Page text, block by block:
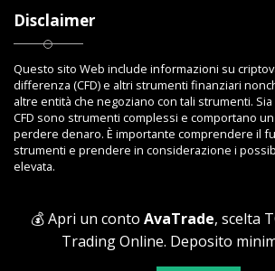
💰 Apri un conto AvaTrade, scelta
Trading Online. Deposito
Disclaimer
Questo sito Web include informazioni su
differenza (CFD) e altri strumenti finanziari
altre entità che negoziano con tali strumenti.
CFD sono strumenti complessi e comportano
perdere denaro. È importante comprendere il
strumenti e prendere in considerazione i
elevata.
Copyright © 2023 Toptrading.org - Edito da
Ipponium 8 - 89853 San Gregorio D'Ippona (VV) -